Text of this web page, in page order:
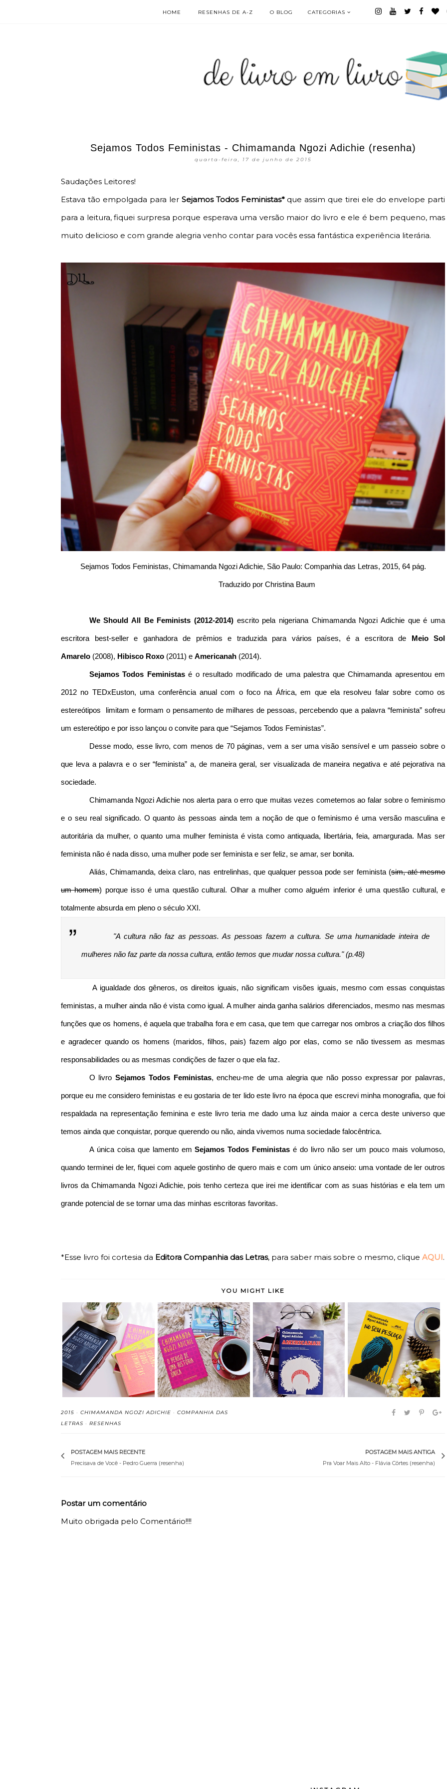
HOME RESENHAS DE A-Z O BLOG CATEGORIAS
Sejamos Todos Feministas - Chimamanda Ngozi Adichie (resenha)
quarta-feira, 17 de junho de 2015
Saudações Leitores!
Estava tão empolgada para ler Sejamos Todos Feministas*que assim que tirei ele do envelope parti
para a leitura, fiquei surpresa porque esperava uma versão maior do livro e ele é bem pequeno, mas
muito delicioso e com grande alegria venho contar para vocês essa fantástica experiência literária.
Sejamos Todos Feministas, Chimamanda Ngozi Adichie, São Paulo: Companhia das Letras, 2015, 64 pág.
Traduzido por Christina Baum
We Should All Be Feminists (2012-2014) escrito pela nigeriana Chimamanda Ngozi Adichie que é uma
escritora best-seller e ganhadora de prêmios e traduzida para vários países, é a escritora de Meio Sol
Amarelo (2008), Hibisco Roxo (2011) e Americanah (2014).
Sejamos Todos Feministas é o resultado modificado de uma palestra que Chimamanda apresentou em
2012 no TEDxEuston, uma conferência anual com o foco na África, em que ela resolveu falar sobre como os
estereótipos limitam e formam o pensamento de milhares de pessoas, percebendo que a palavra “feminista” sofreu
um estereótipo e por isso lançou o convite para que “Sejamos Todos Feministas”.
Desse modo, esse livro, com menos de 70 páginas, vem a ser uma visão sensível e um passeio sobre o
que leva a palavra e o ser “feminista” a, de maneira geral, ser visualizada de maneira negativa e até pejorativa na
sociedade.
Chimamanda Ngozi Adichie nos alerta para o erro que muitas vezes cometemos ao falar sobre o feminismo
e o seu real significado. O quanto às pessoas ainda tem a noção de que o feminismo é uma versão masculina e
autoritária da mulher, o quanto uma mulher feminista é vista como antiquada, libertária, feia, amargurada. Mas ser
feminista não é nada disso, uma mulher pode ser feminista e ser feliz, se amar, ser bonita.
Aliás, Chimamanda, deixa claro, nas entrelinhas, que qualquer pessoa pode ser feminista (sim, até mesmo
um homem) porque isso é uma questão cultural. Olhar a mulher como alguém inferior é uma questão cultural, e
totalmente absurda em pleno o século XXI.
"A cultura não faz as pessoas. As pessoas fazem a cultura. Se uma humanidade inteira de
mulheres não faz parte da nossa cultura, então temos que mudar nossa cultura." (p.48)
A igualdade dos gêneros, os direitos iguais, não significam visões iguais, mesmo com essas conquistas
feministas, a mulher ainda não é vista como igual. A mulher ainda ganha salários diferenciados, mesmo nas mesmas
funções que os homens, é aquela que trabalha fora e em casa, que tem que carregar nos ombros a criação dos filhos
e agradecer quando os homens (maridos, filhos, pais) fazem algo por elas, como se não tivessem as mesmas
responsabilidades ou as mesmas condições de fazer o que ela faz.
O livro Sejamos Todos Feministas, encheu-me de uma alegria que não posso expressar por palavras,
porque eu me considero feministas e eu gostaria de ter lido este livro na época que escrevi minha monografia, que foi
respaldada na representação feminina e este livro teria me dado uma luz ainda maior a cerca deste universo que
temos ainda que conquistar, porque querendo ou não, ainda vivemos numa sociedade falocêntrica.
A única coisa que lamento em Sejamos Todos Feministas é do livro não ser um pouco mais volumoso,
quando terminei de ler, fiquei com aquele gostinho de quero mais e com um único anseio: uma vontade de ler outros
livros da Chimamanda Ngozi Adichie, pois tenho certeza que irei me identificar com as suas histórias e ela tem um
grande potencial de se tornar uma das minhas escritoras favoritas.
*Esse livro foi cortesia da Editora Companhia das Letras, para saber mais sobre o mesmo, clique AQUI.
YOU MIGHT LIKE
Notas Sobre o Luto -
Chimamanda Ngo...
O Perigo de Uma
História Única - Ch...
Americanah -
Chimamanda Ngozi
Adich...
No Seu Pescoço -
Chimamanda Ngozi A...
2015 · CHIMAMANDA NGOZI ADICHIE · COMPANHIA DAS
LETRAS · RESENHAS
POSTAGEM MAIS RECENTE
Precisava de Você - Pedro Guerra (resenha)
POSTAGEM MAIS ANTIGA
Pra Voar Mais Alto - Flávia Côrtes (resenha)
Postar um comentário
Muito obrigada pelo Comentário!!!!